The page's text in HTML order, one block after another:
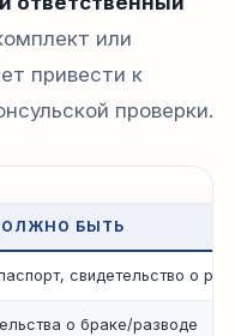
или
привести к
проверки.
БЫТЬ
свидетельство о
о браке/разводе